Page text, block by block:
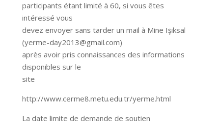
participants étant limité à 60, si vous êtes
intéressé vous
devez envoyer sans tarder un mail à Mine Işıksal
(yerme-day2013@gmail.com)
après avoir pris connaissances des informations
disponibles sur le
site
http://www.cerme8.metu.edu.tr/yerme.html
La date limite de demande de soutien